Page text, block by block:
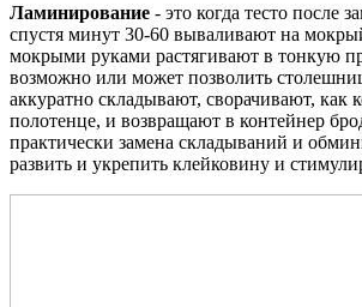
Ламинирование - это когда тесто после
спустя минут 30-60 вываливают на
мокрыми руками растягивают в тонкую
возможно или может позволить
аккуратно складывают, сворачивают, как
полотенце, и возвращают в контейнер
практически замена складываний и
развить и укрепить клейковину и